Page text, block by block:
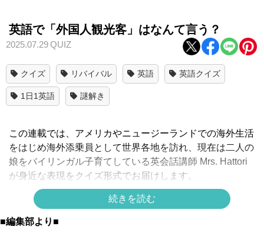
英語で「外国人観光客」はなんて言う？
2025.07.29QUIZ
クイズ リバイバル 英語 英語クイズ
1日1英語 謎解き
この連載では、アメリカやニュージーランドでの海外生活
をはじめ海外添乗員として世界各地を訪れ、現在は二人の
娘をバイリンガル子育てしている英会話講師 Mrs. Hattori
が身近な表現をクイズ形式でお届けします。
「外国人観光客」って英語で言えますか？
続きを読む
■編集部より■